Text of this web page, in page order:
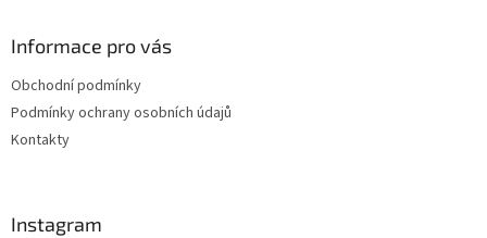
Informace pro vás
Obchodní podmínky
Podmínky ochrany osobních údajů
Kontakty
Instagram